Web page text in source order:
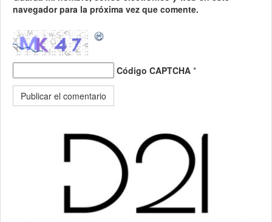
navegador para la próxima vez que comente.
Código CAPTCHA *